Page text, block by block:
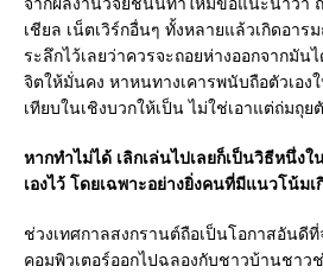
เชียล เน็ตเวิร์กอื่นๆ ทั้งหลายแล้วเกิดอา
ระลึกไว้เลยว่าควรจะถอยห่างออกจากมัน
จิตให้มั่นคง หาหนทางเคารพนับถือตัวเอง
เทียบในเชิงบวกให้เป็น ไม่ใช่เอาแต่ถ่มถุย
หากทำไม่ได้ เลิกเล่นไปเลยก็เป็นวิธีหนึ่ง
เองไว้ โดยเฉพาะอย่างยิ่งคนที่มีแนวโน้ม
ช่วงเทศกาลสงกรานต์ถือเป็นโอกาสอันดี
คอมพิวเตอร์ออกไปฉลองกับชาวบ้านชาว